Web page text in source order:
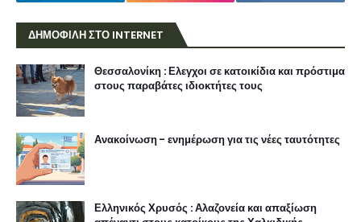
ΔΗΜΟΦΙΛΗ ΣΤΟ INTERNET
Θεσσαλονίκη : Ελεγχοι σε κατοικίδια και πρόστιμα
στους παραβάτες ιδιοκτήτες τους
Ανακοίνωση - ενημέρωση για τις νέες ταυτότητες
Ελληνικός Χρυσός : Αλαζονεία και απαξίωση